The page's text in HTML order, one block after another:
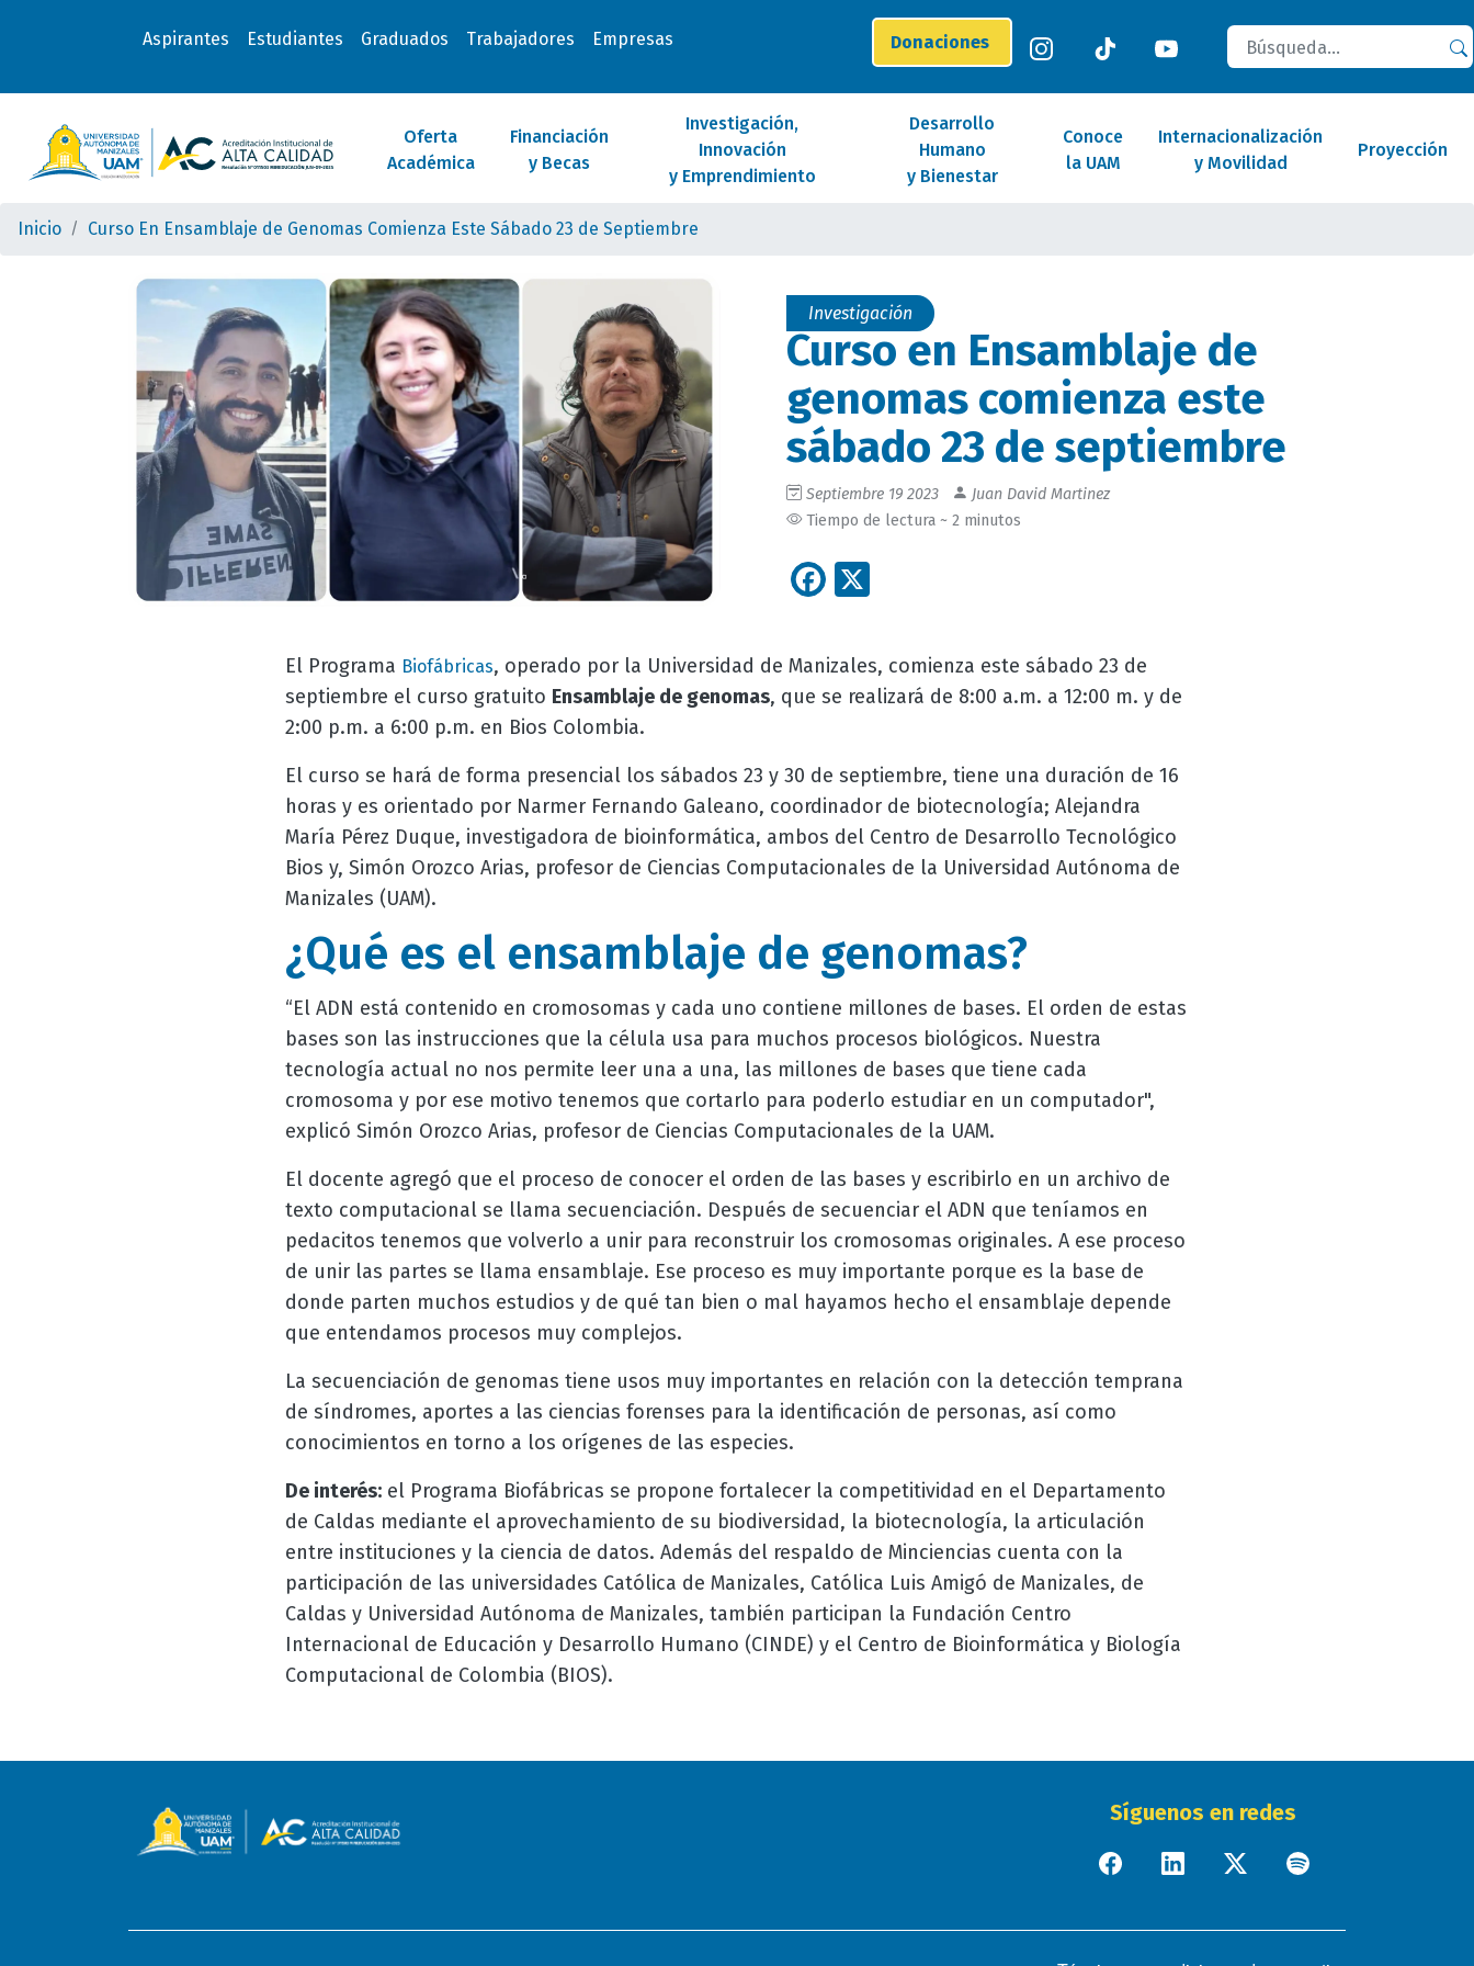
Aspirantes Estudiantes Graduados Trabajadores Empresas Donaciones
Buscar
Oferta
Académica
Financiación
y Becas
Investigación,
Innovación
y Emprendimiento
Desarrollo
Humano
y Bienestar
Conoce
la UAM
Internacionalización
y Movilidad
Proyección
Inicio Curso En Ensamblaje de Genomas Comienza Este Sábado 23 de Septiembre
Investigación
Curso en Ensamblaje de
genomas comienza este
sábado 23 de septiembre
Septiembre 19 2023
Juan David Martinez
Tiempo de lectura ~ 2 minutos
Facebook
El Programa Biofábricas, operado por la Universidad de Manizales, comienza este sábado 23 de
septiembre el curso gratuito Ensamblaje de genomas, que se realizará de 8:00 a.m. a 12:00 m. y de
2:00 p.m. a 6:00 p.m. en Bios Colombia.
El curso se hará de forma presencial los sábados 23 y 30 de septiembre, tiene una duración de 16
horas y es orientado por Narmer Fernando Galeano, coordinador de biotecnología; Alejandra
María Pérez Duque, investigadora de bioinformática, ambos del Centro de Desarrollo Tecnológico
Bios y, Simón Orozco Arias, profesor de Ciencias Computacionales de la Universidad Autónoma de
Manizales (UAM).
¿Qué es el ensamblaje de genomas?
“El ADN está contenido en cromosomas y cada uno contiene millones de bases. El orden de estas
bases son las instrucciones que la célula usa para muchos procesos biológicos. Nuestra
tecnología actual no nos permite leer una a una, las millones de bases que tiene cada
cromosoma y por ese motivo tenemos que cortarlo para poderlo estudiar en un computador",
explicó Simón Orozco Arias, profesor de Ciencias Computacionales de la UAM.
El docente agregó que el proceso de conocer el orden de las bases y escribirlo en un archivo de
texto computacional se llama secuenciación. Después de secuenciar el ADN que teníamos en
pedacitos tenemos que volverlo a unir para reconstruir los cromosomas originales. A ese proceso
de unir las partes se llama ensamblaje. Ese proceso es muy importante porque es la base de
donde parten muchos estudios y de qué tan bien o mal hayamos hecho el ensamblaje depende
que entendamos procesos muy complejos.
La secuenciación de genomas tiene usos muy importantes en relación con la detección temprana
de síndromes, aportes a las ciencias forenses para la identificación de personas, así como
conocimientos en torno a los orígenes de las especies.
De interés:el Programa Biofábricas se propone fortalecer la competitividad en el Departamento
de Caldas mediante el aprovechamiento de su biodiversidad, la biotecnología, la articulación
entre instituciones y la ciencia de datos. Además del respaldo de Minciencias cuenta con la
participación de las universidades Católica de Manizales, Católica Luis Amigó de Manizales, de
Caldas y Universidad Autónoma de Manizales, también participan la Fundación Centro
Internacional de Educación y Desarrollo Humano (CINDE) y el Centro de Bioinformática y Biología
Computacional de Colombia (BIOS).
Síguenos en redes